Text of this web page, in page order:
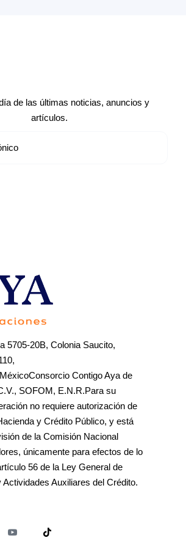
de las últimas noticias, anuncios y
artículos.
5705-20B, Colonia Saucito,
Contigo Aya de
SOFOM, E.N.R.Para su
no requiere autorización de
y Crédito Público, y está
de la Comisión Nacional
únicamente para efectos de lo
56 de la Ley General de
Auxiliares del Crédito.